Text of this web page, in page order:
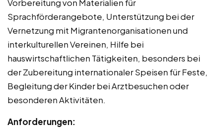
Vorbereitung von Materialien für
Sprachförderangebote, Unterstützung bei der
Vernetzung mit Migrantenorganisationen und
interkulturellen Vereinen, Hilfe bei
hauswirtschaftlichen Tätigkeiten, besonders bei
der Zubereitung internationaler Speisen für Feste,
Begleitung der Kinder bei Arztbesuchen oder
besonderen Aktivitäten.
Anforderungen: